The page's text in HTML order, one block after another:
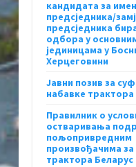
кандидата за
предсједника/
предсједника
одбора у
јединицама у
Херцеговини
Јавни позив за
набавке трактора
Правилник о
остваривања
пољопривредним
произвођачима за
трактора Беларус